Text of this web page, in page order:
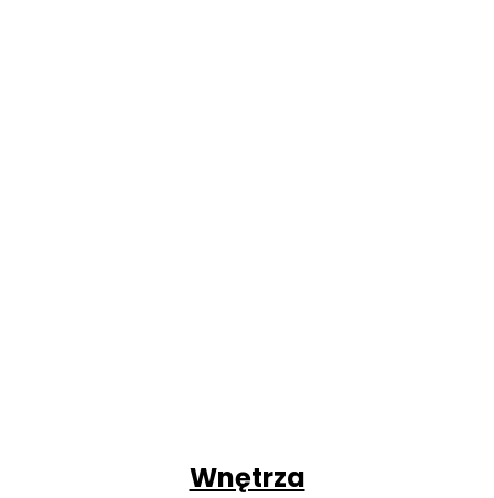
Wnętrza